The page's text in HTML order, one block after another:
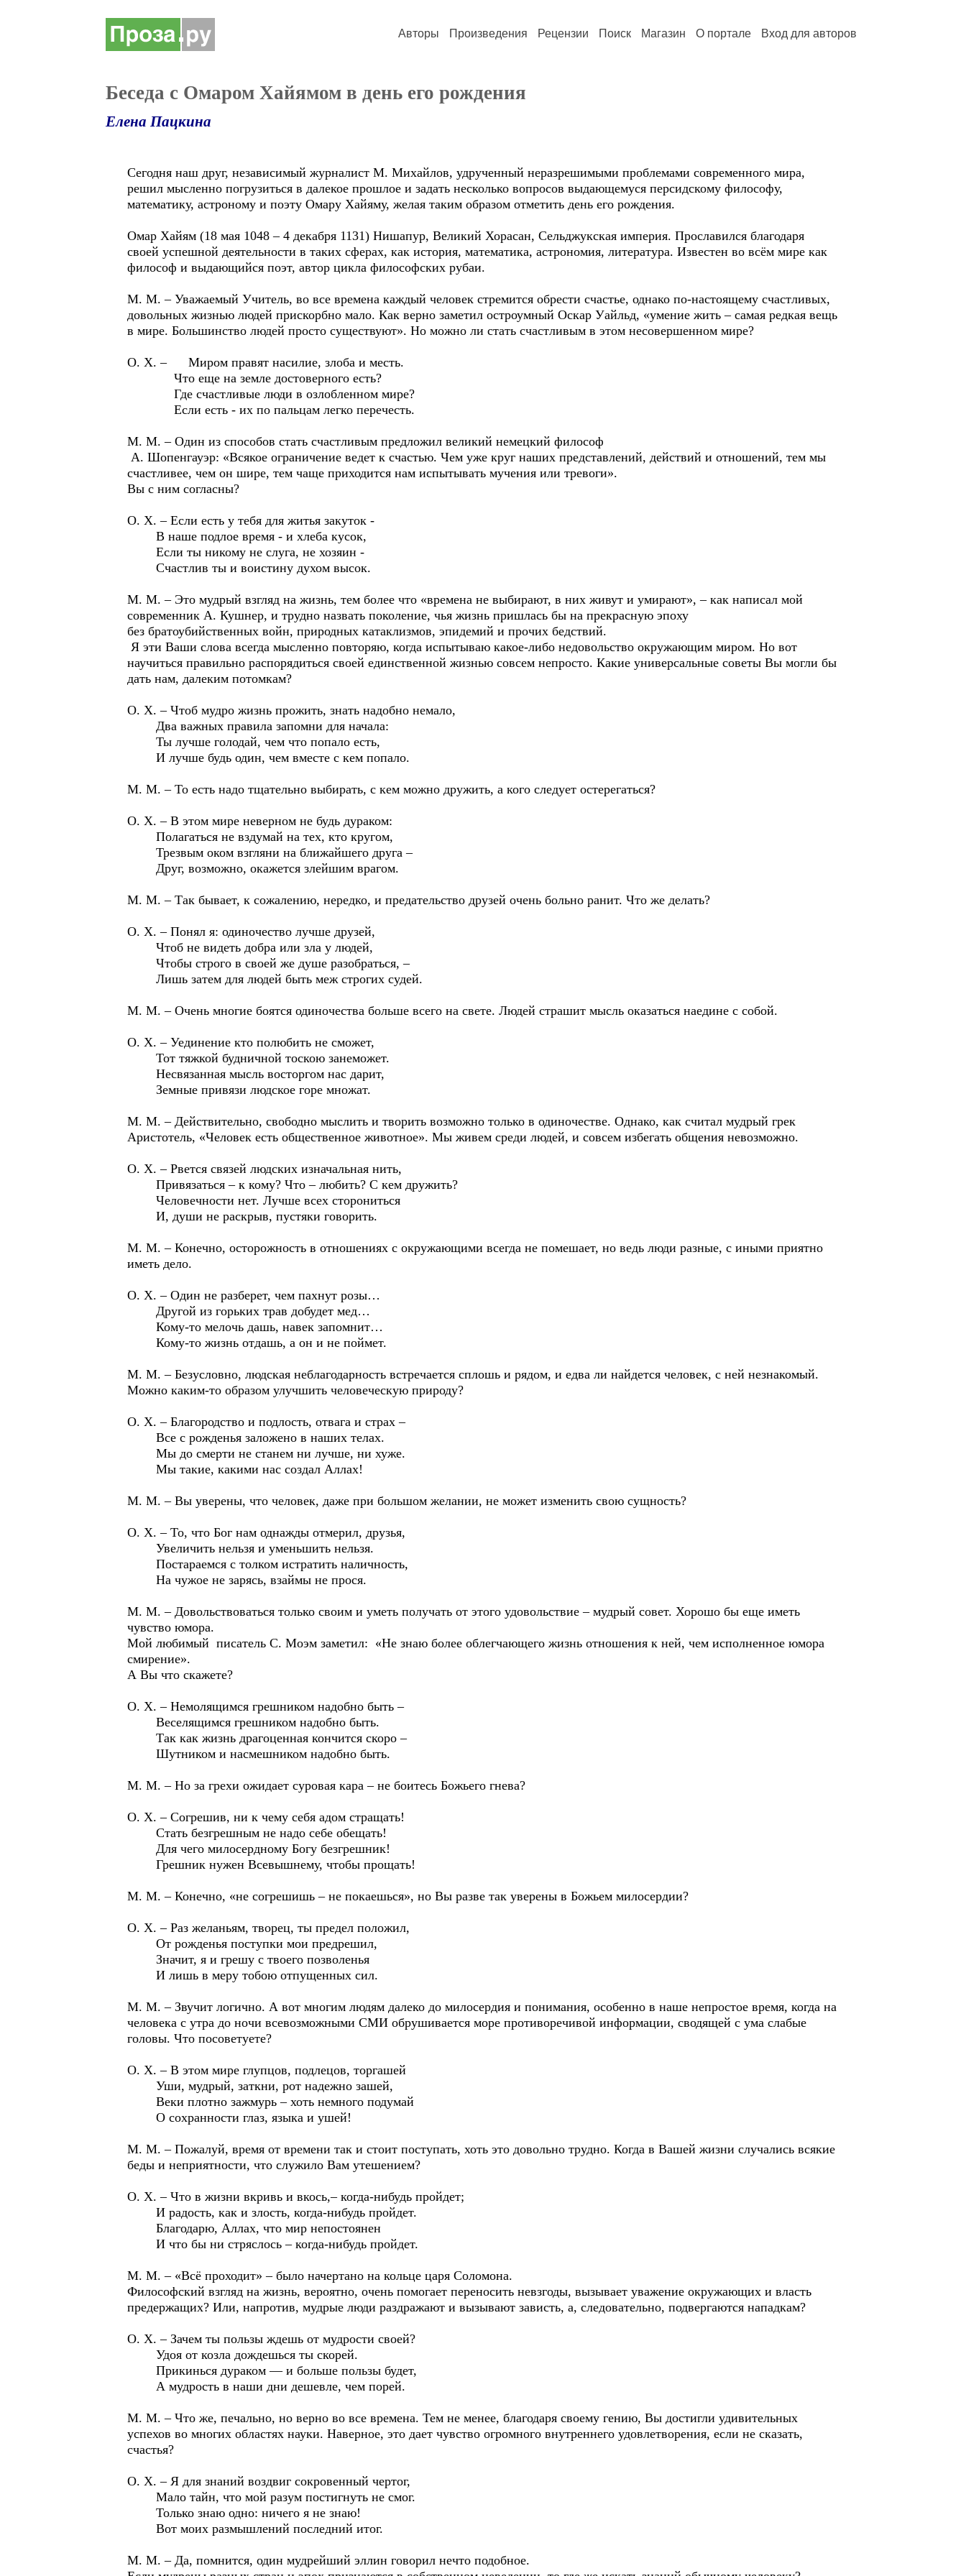
Авторы Произведения Рецензии Поиск Магазин О портале Вход для авторов
Беседа с Омаром Хайямом в день его рождения
Елена Пацкина
Сегодня наш друг, независимый журналист М. Михайлов, удрученный неразрешимыми проблемами современного мира,
решил мысленно погрузиться в далекое прошлое и задать несколько вопросов выдающемуся персидскому философу,
математику, астроному и поэту Омару Хайяму, желая таким образом отметить день его рождения.
Омар Хайям (18 мая 1048 – 4 декабря 1131) Нишапур, Великий Хорасан, Сельджукская империя. Прославился благодаря
своей успешной деятельности в таких сферах, как история, математика, астрономия, литература. Известен во всём мире как
философ и выдающийся поэт, автор цикла философских рубаи.
М. М. – Уважаемый Учитель, во все времена каждый человек стремится обрести счастье, однако по-настоящему счастливых,
довольных жизнью людей прискорбно мало. Как верно заметил остроумный Оскар Уайльд, «умение жить – самая редкая вещь
в мире. Большинство людей просто существуют». Но можно ли стать счастливым в этом несовершенном мире?
О. Х. – Миром правят насилие, злоба и месть.
Что еще на земле достоверного есть?
Где счастливые люди в озлобленном мире?
Если есть - их по пальцам легко перечесть.
М. М. – Один из способов стать счастливым предложил великий немецкий философ
А. Шопенгауэр: «Всякое ограничение ведет к счастью. Чем уже круг наших представлений, действий и отношений, тем мы
счастливее, чем он шире, тем чаще приходится нам испытывать мучения или тревоги».
Вы с ним согласны?
О. Х. – Если есть у тебя для житья закуток -
В наше подлое время - и хлеба кусок,
Если ты никому не слуга, не хозяин -
Счастлив ты и воистину духом высок.
М. М. – Это мудрый взгляд на жизнь, тем более что «времена не выбирают, в них живут и умирают», – как написал мой
современник А. Кушнер, и трудно назвать поколение, чья жизнь пришлась бы на прекрасную эпоху
без братоубийственных войн, природных катаклизмов, эпидемий и прочих бедствий.
Я эти Ваши слова всегда мысленно повторяю, когда испытываю какое-либо недовольство окружающим миром. Но вот
научиться правильно распорядиться своей единственной жизнью совсем непросто. Какие универсальные советы Вы могли бы
дать нам, далеким потомкам?
О. Х. – Чтоб мудро жизнь прожить, знать надобно немало,
Два важных правила запомни для начала:
Ты лучше голодай, чем что попало есть,
И лучше будь один, чем вместе с кем попало.
М. М. – То есть надо тщательно выбирать, с кем можно дружить, а кого следует остерегаться?
О. Х. – В этом мире неверном не будь дураком:
Полагаться не вздумай на тех, кто кругом,
Трезвым оком взгляни на ближайшего друга –
Друг, возможно, окажется злейшим врагом.
М. М. – Так бывает, к сожалению, нередко, и предательство друзей очень больно ранит. Что же делать?
О. Х. – Понял я: одиночество лучше друзей,
Чтоб не видеть добра или зла у людей,
Чтобы строго в своей же душе разобраться, –
Лишь затем для людей быть меж строгих судей.
М. М. – Очень многие боятся одиночества больше всего на свете. Людей страшит мысль оказаться наедине с собой.
О. Х. – Уединение кто полюбить не сможет,
Тот тяжкой будничной тоскою занеможет.
Несвязанная мысль восторгом нас дарит,
Земные привязи людское горе множат.
М. М. – Действительно, свободно мыслить и творить возможно только в одиночестве. Однако, как считал мудрый грек
Аристотель, «Человек есть общественное животное». Мы живем среди людей, и совсем избегать общения невозможно.
О. Х. – Рвется связей людских изначальная нить,
Привязаться – к кому? Что – любить? С кем дружить?
Человечности нет. Лучше всех сторониться
И, души не раскрыв, пустяки говорить.
М. М. – Конечно, осторожность в отношениях с окружающими всегда не помешает, но ведь люди разные, с иными приятно
иметь дело.
О. Х. – Один не разберет, чем пахнут розы…
Другой из горьких трав добудет мед…
Кому-то мелочь дашь, навек запомнит…
Кому-то жизнь отдашь, а он и не поймет.
М. М. – Безусловно, людская неблагодарность встречается сплошь и рядом, и едва ли найдется человек, с ней незнакомый.
Можно каким-то образом улучшить человеческую природу?
О. Х. – Благородство и подлость, отвага и страх –
Все с рожденья заложено в наших телах.
Мы до смерти не станем ни лучше, ни хуже.
Мы такие, какими нас создал Аллах!
М. М. – Вы уверены, что человек, даже при большом желании, не может изменить свою сущность?
О. Х. – То, что Бог нам однажды отмерил, друзья,
Увеличить нельзя и уменьшить нельзя.
Постараемся с толком истратить наличность,
На чужое не зарясь, взаймы не прося.
М. М. – Довольствоваться только своим и уметь получать от этого удовольствие – мудрый совет. Хорошо бы еще иметь
чувство юмора.
Мой любимый писатель С. Моэм заметил: «Не знаю более облегчающего жизнь отношения к ней, чем исполненное юмора
смирение».
А Вы что скажете?
О. Х. – Немолящимся грешником надобно быть –
Веселящимся грешником надобно быть.
Так как жизнь драгоценная кончится скоро –
Шутником и насмешником надобно быть.
М. М. – Но за грехи ожидает суровая кара – не боитесь Божьего гнева?
О. Х. – Согрешив, ни к чему себя адом стращать!
Стать безгрешным не надо себе обещать!
Для чего милосердному Богу безгрешник!
Грешник нужен Всевышнему, чтобы прощать!
М. М. – Конечно, «не согрешишь – не покаешься», но Вы разве так уверены в Божьем милосердии?
О. Х. – Раз желаньям, творец, ты предел положил,
От рожденья поступки мои предрешил,
Значит, я и грешу с твоего позволенья
И лишь в меру тобою отпущенных сил.
М. М. – Звучит логично. А вот многим людям далеко до милосердия и понимания, особенно в наше непростое время, когда на
человека с утра до ночи всевозможными СМИ обрушивается море противоречивой информации, сводящей с ума слабые
головы. Что посоветуете?
О. Х. – В этом мире глупцов, подлецов, торгашей
Уши, мудрый, заткни, рот надежно зашей,
Веки плотно зажмурь – хоть немного подумай
О сохранности глаз, языка и ушей!
М. М. – Пожалуй, время от времени так и стоит поступать, хоть это довольно трудно. Когда в Вашей жизни случались всякие
беды и неприятности, что служило Вам утешением?
О. Х. – Что в жизни вкривь и вкось,– когда-нибудь пройдет;
И радость, как и злость, когда-нибудь пройдет.
Благодарю, Аллах, что мир непостоянен
И что бы ни стряслось – когда-нибудь пройдет.
М. М. – «Всё проходит» – было начертано на кольце царя Соломона.
Философский взгляд на жизнь, вероятно, очень помогает переносить невзгоды, вызывает уважение окружающих и власть
предержащих? Или, напротив, мудрые люди раздражают и вызывают зависть, а, следовательно, подвергаются нападкам?
О. Х. – Зачем ты пользы ждешь от мудрости своей?
Удоя от козла дождешься ты скорей.
Прикинься дураком — и больше пользы будет,
А мудрость в наши дни дешевле, чем порей.
М. М. – Что же, печально, но верно во все времена. Тем не менее, благодаря своему гению, Вы достигли удивительных
успехов во многих областях науки. Наверное, это дает чувство огромного внутреннего удовлетворения, если не сказать,
счастья?
О. Х. – Я для знаний воздвиг сокровенный чертог,
Мало тайн, что мой разум постигнуть не смог.
Только знаю одно: ничего я не знаю!
Вот моих размышлений последний итог.
М. М. – Да, помнится, один мудрейший эллин говорил нечто подобное.